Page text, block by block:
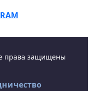
права защищены